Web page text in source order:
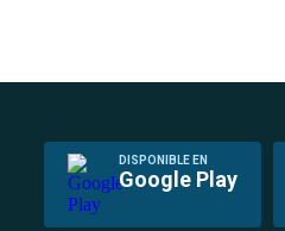
DISPONIBLE EN
Google Play